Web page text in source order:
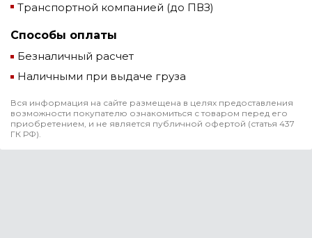
Транспортной компанией (до ПВЗ)
Способы оплаты
Безналичный расчет
Наличными при выдаче груза
Вся информация на сайте размещена в целях предоставления
возможности покупателю ознакомиться с товаром перед его
приобретением, и не является публичной офертой (статья 437
ГК РФ).